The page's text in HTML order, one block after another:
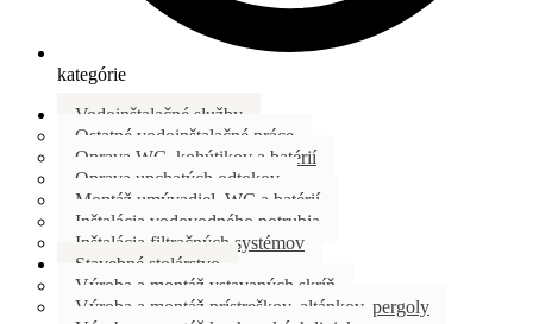
kategórie
Vodoinštalačné služby
Ostatné vodoinštalačné práce
Oprava WC, kohútikov a batérií
Oprava upchatých odtokov
Montáž umývadiel, WC a batérií
Inštalácia vodovodného potrubia
Inštalácia filtračných systémov
Stavebné stolárstvo
Výroba a montáž vstavaných skríň
Výroba a montáž prístreškov, altánkov, pergoly